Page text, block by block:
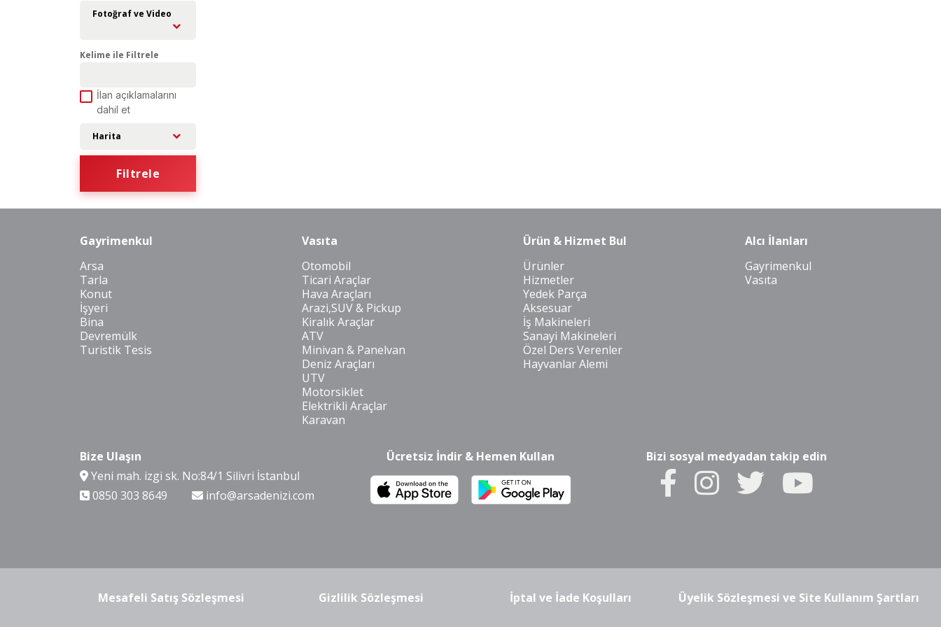
Fotoğraf ve Video
Kelime ile Filtrele
İlan açıklamalarını
dahil et
Harita
Filtrele
Gayrimenkul
Arsa
Tarla
Konut
İşyeri
Bina
Devremülk
Turistik Tesis
Vasıta
Otomobil
Ticari Araçlar
Hava Araçları
Arazi,SUV & Pickup
Kiralık Araçlar
ATV
Minivan & Panelvan
Deniz Araçları
UTV
Motorsiklet
Elektrikli Araçlar
Karavan
Ürün & Hizmet Bul
Ürünler
Hizmetler
Yedek Parça
Aksesuar
İş Makineleri
Sanayi Makineleri
Özel Ders Verenler
Hayvanlar Alemi
Alcı İlanları
Gayrimenkul
Vasıta
Bize Ulaşın
Yeni mah. izgi sk. No:84/1 Silivri İstanbul
0850 303 8649
info@arsadenizi.com
Ücretsiz İndir & Hemen Kullan Bizi sosyal medyadan takip edin
Mesafeli Satış Sözleşmesi Gizlilik Sözleşmesi İptal ve İade Koşulları Üyelik Sözleşmesi ve Site Kullanım Şartları